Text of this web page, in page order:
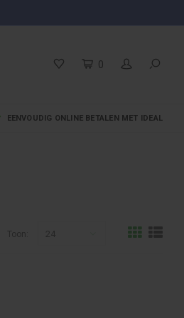
0
EENVOUDIG ONLINE BETALEN MET IDEAL
Toon: 24